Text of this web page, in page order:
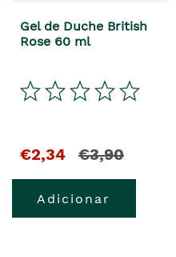
Gel de Duche British
Rose 60 ml
€2,34 €3,90
Adicionar